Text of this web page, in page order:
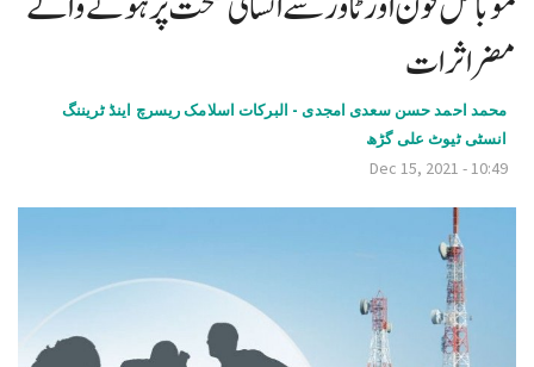
مضر اثرات
محمد احمد حسن سعدی امجدی - البرکات اسلامک ریسرچ اینڈ ٹریننگ
انسٹی ٹیوٹ علی گڑھ
Dec 15, 2021 - 10:49